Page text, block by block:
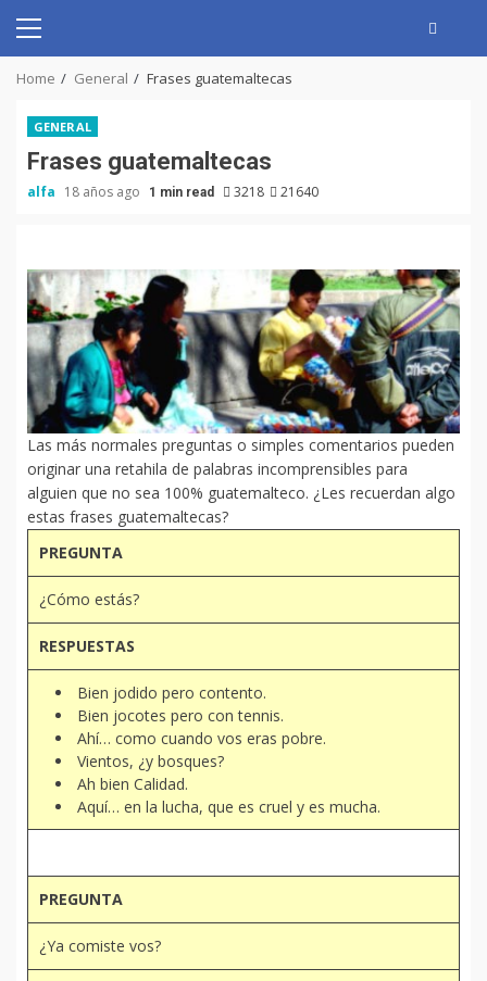
Primary
Home General Frases guatemaltecas
GENERAL
Frases guatemaltecas
alfa 18 años ago 1 min read 3218 21640
Las más normales preguntas o simples comentarios pueden
originar una retahila de palabras incomprensibles para
alguien que no sea 100% guatemalteco. ¿Les recuerdan algo
estas frases guatemaltecas?
PREGUNTA
¿Cómo estás?
RESPUESTAS
Bien jodido pero contento.
Bien jocotes pero con tennis.
Ahí… como cuando vos eras pobre.
Vientos, ¿y bosques?
Ah bien Calidad.
Aquí… en la lucha, que es cruel y es mucha.
PREGUNTA
¿Ya comiste vos?